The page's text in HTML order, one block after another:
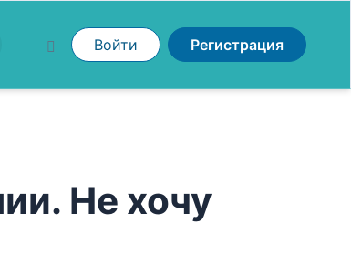
Войти Регистрация
Не хочу